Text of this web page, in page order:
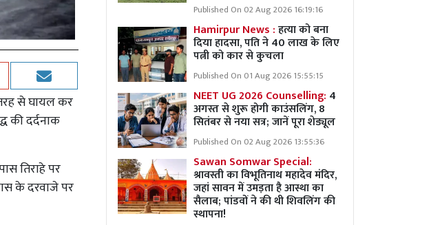
से घायल कर
की दर्दनाक
तिराहे पर
के दरवाजे पर
Published On 02 Aug 2026 16:19:16
Hamirpur News :हत्या को बना
दिया हादसा, पति ने 40 लाख के लिए
पत्नी को कार से कुचला
Published On 01 Aug 2026 15:55:15
NEET UG 2026 Counselling: 4
अगस्त से शुरू होगी काउंसलिंग, 8
सितंबर से नया सत्र; जानें पूरा शेड्यूल
Published On 02 Aug 2026 13:55:36
Sawan Somwar Special:
श्रावस्ती का विभूतिनाथ महादेव मंदिर,
जहां सावन में उमड़ता है आस्था का
सैलाब; पांडवों ने की थी शिवलिंग की
स्थापना!